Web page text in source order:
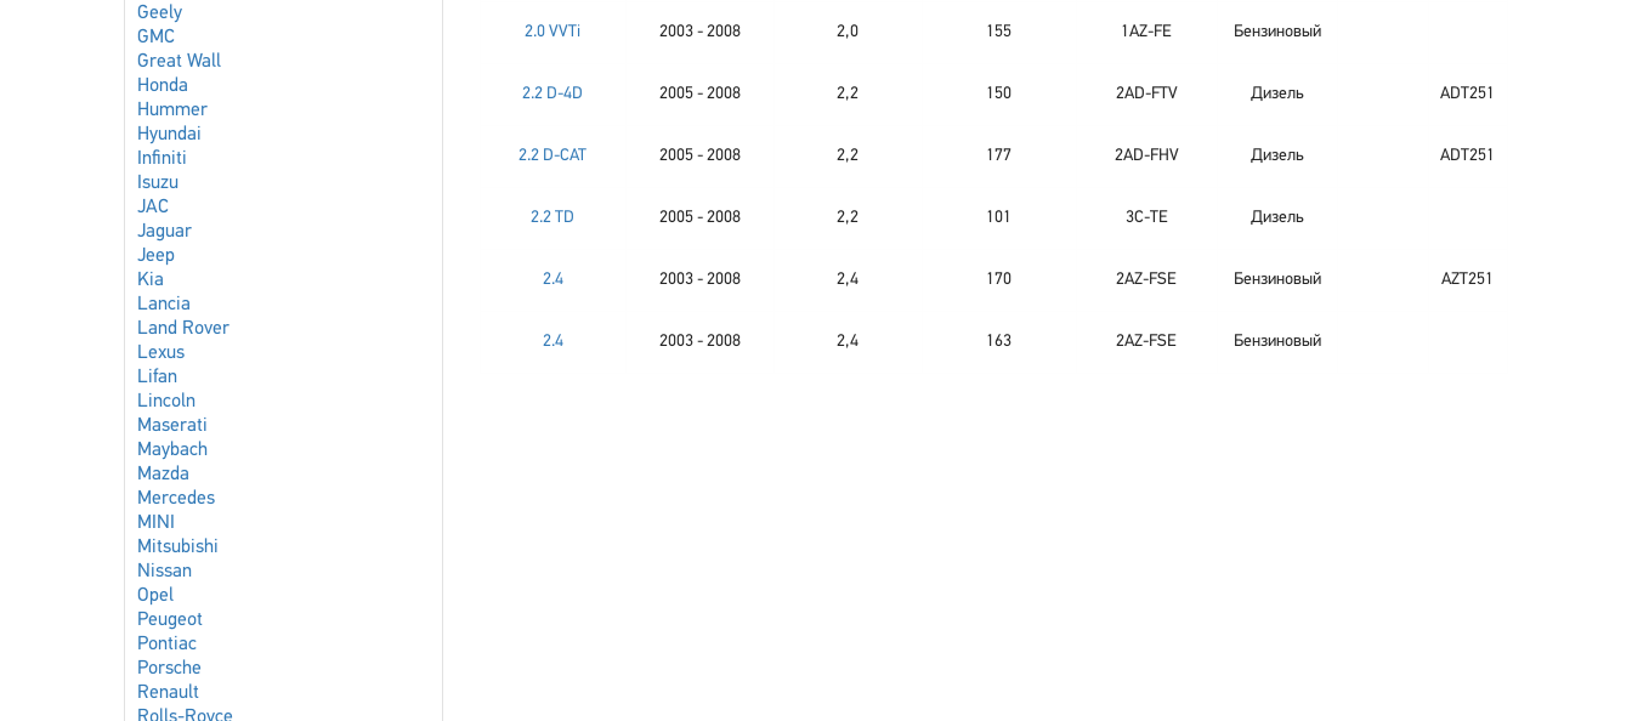
Geely
GMC
Great Wall
Honda
Hummer
Hyundai
Infiniti
Isuzu
JAC
Jaguar
Jeep
Kia
Lancia
Land Rover
Lexus
Lifan
Lincoln
Maserati
Maybach
Mazda
Mercedes
MINI
Mitsubishi
Nissan
Opel
Peugeot
Pontiac
Porsche
Renault
2.0 VVTi 2003 - 2008 2,0 155 1AZ-FE Бензиновый
2.2 D-4D 2005 - 2008 2,2 150 2AD-FTV Дизель ADT251
2.2 D-CAT 2005 - 2008 2,2 177 2AD-FHV Дизель ADT251
2.2 TD 2005 - 2008 2,2 101 3C-TE Дизель
2.4 2003 - 2008 2,4 170 2AZ-FSE Бензиновый AZT251
2.4 2003 - 2008 2,4 163 2AZ-FSE Бензиновый